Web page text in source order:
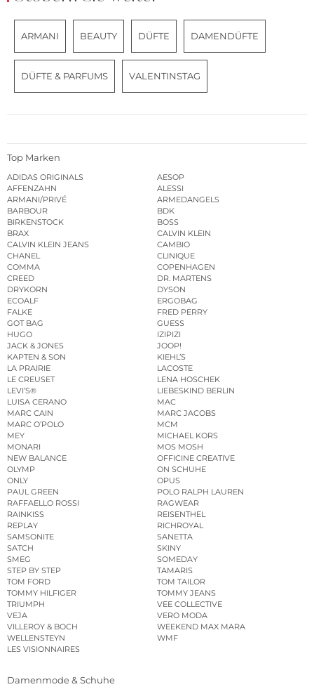
ARMANI BEAUTY DÜFTE DAMENDÜFTE
DÜFTE & PARFUMS VALENTINSTAG
Top Marken
ADIDAS ORIGINALS
AESOP
AFFENZAHN
ALESSI
ARMANI/PRIVÉ
ARMEDANGELS
BARBOUR
BDK
BIRKENSTOCK
BOSS
BRAX
CALVIN KLEIN
CALVIN KLEIN JEANS
CAMBIO
CHANEL
CLINIQUE
COMMA
COPENHAGEN
CREED
DR. MARTENS
DRYKORN
DYSON
ECOALF
ERGOBAG
FALKE
FRED PERRY
GOT BAG
GUESS
HUGO
IZIPIZI
JACK & JONES
JOOP!
KAPTEN & SON
KIEHL’S
LA PRAIRIE
LACOSTE
LE CREUSET
LENA HOSCHEK
LEVI’S®
LIEBESKIND BERLIN
LUISA CERANO
MAC
MARC CAIN
MARC JACOBS
MARC O’POLO
MCM
MEY
MICHAEL KORS
MONARI
MOS MOSH
NEW BALANCE
OFFICINE CREATIVE
OLYMP
ON SCHUHE
ONLY
OPUS
PAUL GREEN
POLO RALPH LAUREN
RAFFAELLO ROSSI
RAGWEAR
RAINKISS
REISENTHEL
REPLAY
RICHROYAL
SAMSONITE
SANETTA
SATCH
SKINY
SMEG
SOMEDAY
STEP BY STEP
TAMARIS
TOM FORD
TOM TAILOR
TOMMY HILFIGER
TOMMY JEANS
TRIUMPH
VEE COLLECTIVE
VEJA
VERO MODA
VILLEROY & BOCH
WEEKEND MAX MARA
WELLENSTEYN
WMF
LES VISIONNAIRES
Damenmode & Schuhe